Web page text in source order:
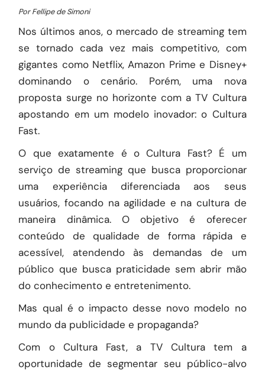
Por Fellipe de Simoni
Nos últimos anos, o mercado de streaming tem
se tornado cada vez mais competitivo, com
gigantes como Netflix, Amazon Prime e Disney+
dominando o cenário. Porém, uma nova
proposta surge no horizonte com a TV Cultura
apostando em um modelo inovador: o Cultura
Fast.
O que exatamente é o Cultura Fast? É um
serviço de streaming que busca proporcionar
uma experiência diferenciada aos seus
usuários, focando na agilidade e na cultura de
maneira dinâmica. O objetivo é oferecer
conteúdo de qualidade de forma rápida e
acessível, atendendo às demandas de um
público que busca praticidade sem abrir mão
do conhecimento e entretenimento.
Mas qual é o impacto desse novo modelo no
mundo da publicidade e propaganda?
Com o Cultura Fast, a TV Cultura tem a
oportunidade de segmentar seu público-alvo